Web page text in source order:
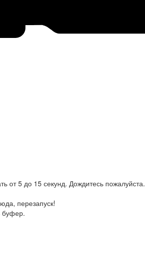
от 5 до 15 секунд. Дождитесь пожалуйста.
перезапуск!
буфер.